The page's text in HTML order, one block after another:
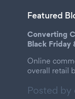
Featured
Converting
Black Friday
Online
overall retail
Posted by